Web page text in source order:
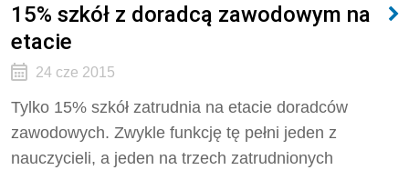
15% szkół z doradcą zawodowym na
etacie
24 cze 2015
Tylko 15% szkół zatrudnia na etacie doradców
zawodowych. Zwykle funkcję tę pełni jeden z
nauczycieli, a jeden na trzech zatrudnionych